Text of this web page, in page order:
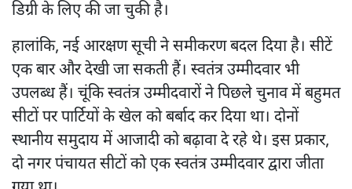
डिग्री के लिए की जा चुकी है।
हालांकि, नई आरक्षण सूची ने समीकरण बदल दिया है। सीटें
एक बार और देखी जा सकती हैं। स्वतंत्र उम्मीदवार भी
उपलब्ध हैं। चूंकि स्वतंत्र उम्मीदवारों ने पिछले चुनाव में बहुमत
सीटों पर पार्टियों के खेल को बर्बाद कर दिया था। दोनों
स्थानीय समुदाय में आजादी को बढ़ावा दे रहे थे। इस प्रकार,
दो नगर पंचायत सीटों को एक स्वतंत्र उम्मीदवार द्वारा जीता